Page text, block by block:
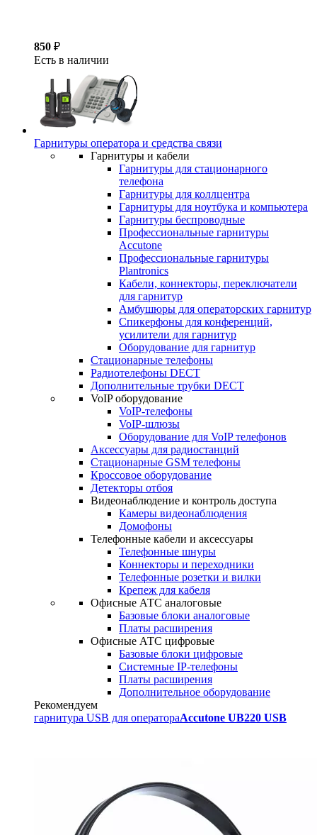
850 ₽
Есть в наличии
Гарнитуры оператора и средства связи
Гарнитуры и кабели
Гарнитуры для стационарного
телефона
Гарнитуры для коллцентра
Гарнитуры для ноутбука и компьютера
Гарнитуры беспроводные
Профессиональные гарнитуры
Accutone
Профессиональные гарнитуры
Plantronics
Кабели, коннекторы, переключатели
для гарнитур
Амбушюры для операторских гарнитур
Cпикерфоны для конференций,
усилители для гарнитур
Оборудование для гарнитур
Стационарные телефоны
Радиотелефоны DECT
Дополнительные трубки DECT
VoIP оборудование
VoIP-телефоны
VoIP-шлюзы
Оборудование для VoIP телефонов
Аксессуары для радиостанций
Стационарные GSM телефоны
Кроссовое оборудование
Детекторы отбоя
Видеонаблюдение и контроль доступа
Камеры видеонаблюдения
Домофоны
Телефонные кабели и аксессуары
Телефонные шнуры
Коннекторы и переходники
Телефонные розетки и вилки
Крепеж для кабеля
Офисные АТС аналоговые
Базовые блоки аналоговые
Платы расширения
Офисные АТС цифровые
Базовые блоки цифровые
Системные IP-телефоны
Платы расширения
Дополнительное оборудование
Рекомендуем
гарнитура USB для оператораAccutone UB220 USB